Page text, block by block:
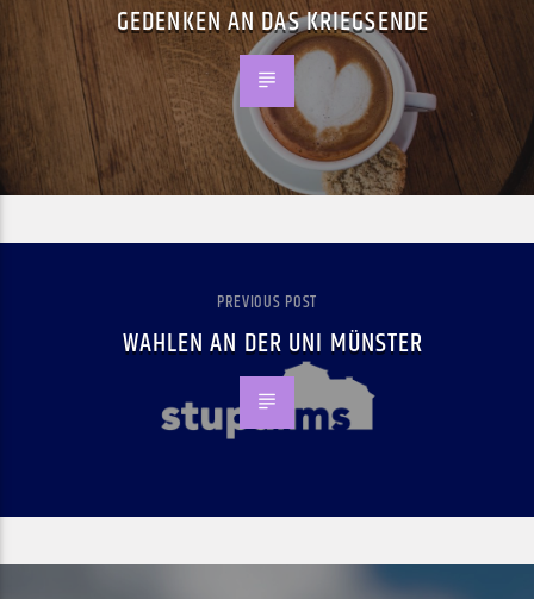
GEDENKEN AN DAS KRIEGSENDE
PREVIOUS POST
WAHLEN AN DER UNI MÜNSTER